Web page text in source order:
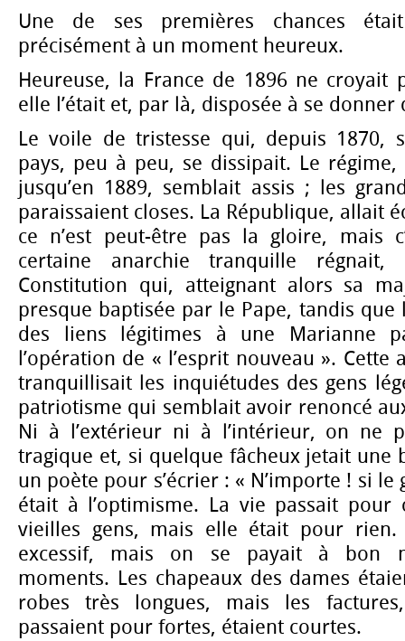
Une de ses premières chances
précisément à un moment heureux.
Heureuse, la France de 1896 ne croyait
elle l’était et, par là, disposée à se donner
Le voile de tristesse qui, depuis 1870,
pays, peu à peu, se dissipait. Le
jusqu’en 1889, semblait assis ; les
paraissaient closes. La République, allait
ce n’est peut-être pas la gloire, mais
certaine anarchie tranquille
Constitution qui, atteignant alors sa
presque baptisée par le Pape, tandis que
des liens légitimes à une Marianne
l’opération de « l’esprit nouveau ».
tranquillisait les inquiétudes des gens
patriotisme qui semblait avoir renoncé
Ni à l’extérieur ni à l’intérieur, on ne
tragique et, si quelque fâcheux jetait une
un poète pour s’écrier : « N’importe ! si le
était à l’optimisme. La vie passait pour
vieilles gens, mais elle était pour rien.
excessif, mais on se payait à bon
moments. Les chapeaux des dames
robes très longues, mais les
passaient pour fortes, étaient courtes.